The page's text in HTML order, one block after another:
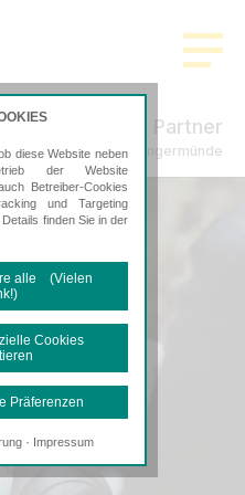
Freund & Partner
Steuerberatung in Angermünde
diese Website neben
der Website
Betreiber-Cookies
und Targeting
finden Sie in der
alle (Vielen
Cookies
erforderlich, um die
· Impressum